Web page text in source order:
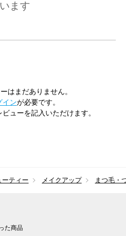
ます
はまだありません。
インが必要です。
ビューを記入いただけます。
ーティー メイクアップ まつ毛・
た商品